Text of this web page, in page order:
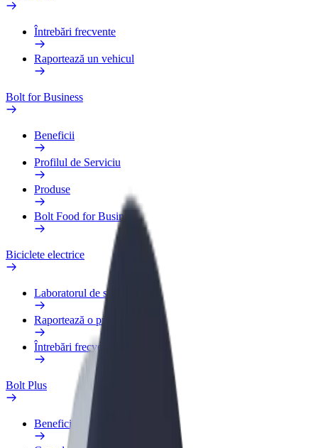
Întrebări frecvente
Raportează un vehicul
Bolt for Business
Beneficii
Profilul de Serviciu
Produse
Bolt Food for Business
Biciclete electrice
Laboratorul de siguranță
Raportează o problemă
Întrebări frecvente
Bolt Plus
Beneficii